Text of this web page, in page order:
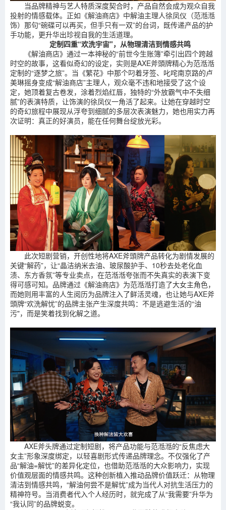
当品牌精神与艺人特质深度契合时，产品自然会成为观众自我
投射的情感载体。正如《解油商店》中解油主理人徐凤仪（范湉湉
饰）那句“碗碟可以再买，但手只有一双”的台词，既传递产品的护
手功能，更升华出珍视自我的生活道理。
定制四重“欢洗宇宙"，从物理清洁到情感共鸣
《解油商店》通过一本神秘的“前世今生账簿”牵引出四个跨越
时空的故事，这看似奇幻的设定，实则是AXE斧頭牌精心为范湉湉
定制的“逐梦之旅”。当《繁花》中那个叼着牙签、叱咤南京路的卢
美琳摇身变成“解油商店”主理人，观众毫不违和地接受了这个设
定，她顶着复古卷发，涂着烈焰红唇，独特的“外放霸气中不失细
腻”的表演特质，让饰演的徐凤仪一角活了起来。让她在穿越时空
的奇幻旅程中展现从浮夸到细腻的多层次表演魅力，她也用实力再
次证明：真正的好演员，能在任何舞台绽放光彩。
此次短剧营销，开创性地将AXE斧頭牌产品转化为剧情发展的
关键“解药”，让“晶洁纳米去油、玻尿酸护手、10秒去处老化血
渍、东方香氛”等专业卖点，在范湉湉夸张而不失真实的表演下变
得可感可知。品牌通过《解油商店》为范湉湉打造了大女主角色，
而她则用丰富的人生阅历为品牌注入了鲜活灵魂，也让她与AXE斧
頭牌“欢洗解忧”的品牌主张产生深度共鸣：不是逃避生活的“油
污"，而是笑着找到化解之道。
AXE斧头牌通过定制短剧，将产品功能与范湉湉的“反焦虑大
女主”形象深度绑定，以轻喜剧形式传递品牌理念。不仅强化了产
品“解油=解忧”的差异化定位，也借助范湉湉的大众影响力，实现
价值观层面的情感共鸣。这种创新植入推动品牌价值跃迁：从物理
清洁到情感共鸣，“解油何尝不是解忧”成为当代人对抗生活压力的
精神符号。当消费者代入个人经历时，就完成了从“我需要”升华为
“我认同”的品牌蜕变。